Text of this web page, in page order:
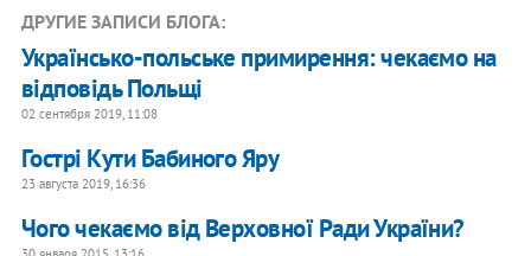
ДРУГИЕ ЗАПИСИ БЛОГА:
Українсько-польське примирення: чекаємо на
відповідь Польщі
02 сентября 2019, 11:08
Гострі Кути Бабиного Яру
23 августа 2019, 16:36
Чого чекаємо від Верховної Ради України?